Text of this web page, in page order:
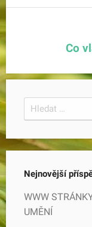
Co
Vyhledávání
Nejnovější
WWW
UMĚNÍ